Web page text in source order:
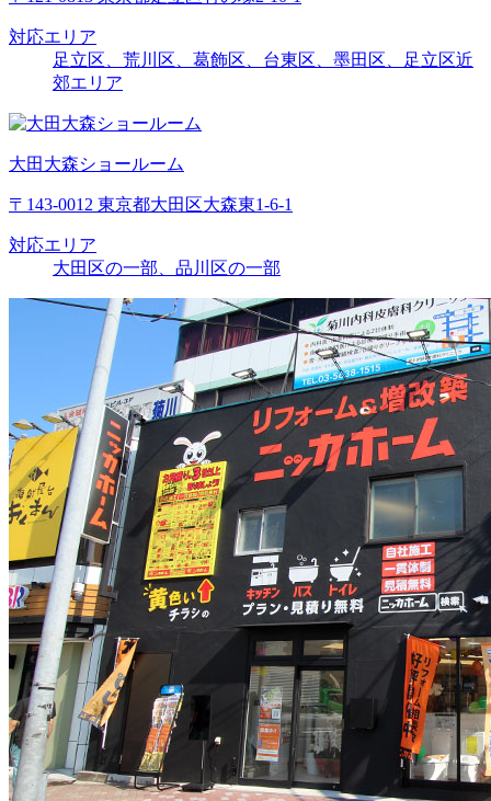
対応エリア
足立区、荒川区、葛飾区、台東区、墨田区、足立区近
郊エリア
大田大森ショールーム
〒143-0012 東京都大田区大森東1-6-1
対応エリア
大田区の一部、品川区の一部